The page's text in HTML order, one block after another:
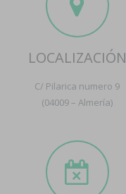
LOCALIZACIÓN
C/ Pilarica numero 9
(04009 – Almería)